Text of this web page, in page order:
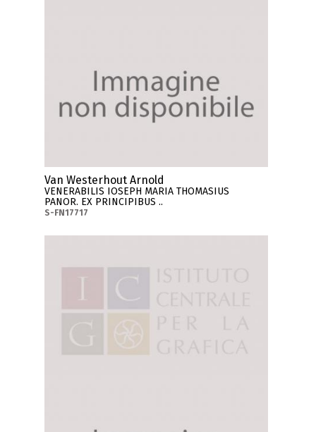
Van Westerhout Arnold
VENERABILIS IOSEPH MARIA THOMASIUS
PANOR. EX PRINCIPIBUS ..
S-FN17717